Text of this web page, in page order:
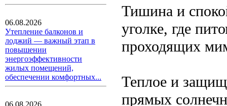
06.08.2026
Утепление балконов и
лоджий — важный этап в
повышении
энергоэффективности
жилых помещений,
обеспечении комфортных...
06.08.2026
Тишина и
уголке, где
проходящих
Теплое и
прямых